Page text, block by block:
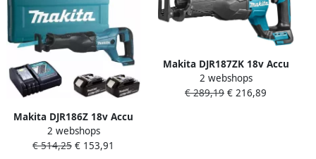
Makita DJR186Z 18v Accu
Reciprozaag Body | zonder
accu&apos;s en lader en
2 webshops
€ 514,25 € 153,91
Makita DJR187ZK 18v Accu
Reciprozaag Koolborstelloos
| zonder accu&apos;s en
2 webshops
€ 289,19 € 216,89